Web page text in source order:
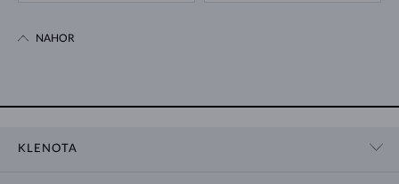
NAHOR
KLENOTA